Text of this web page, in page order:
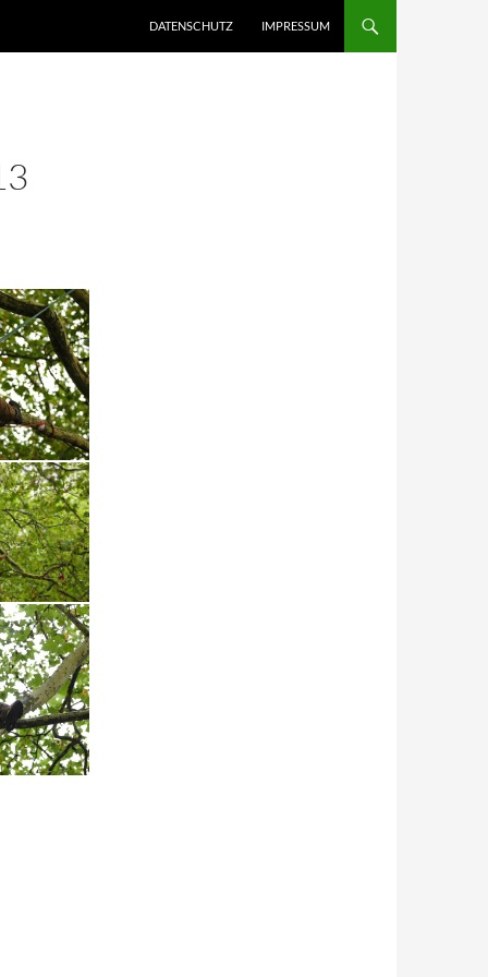
DATENSCHUTZ IMPRESSUM